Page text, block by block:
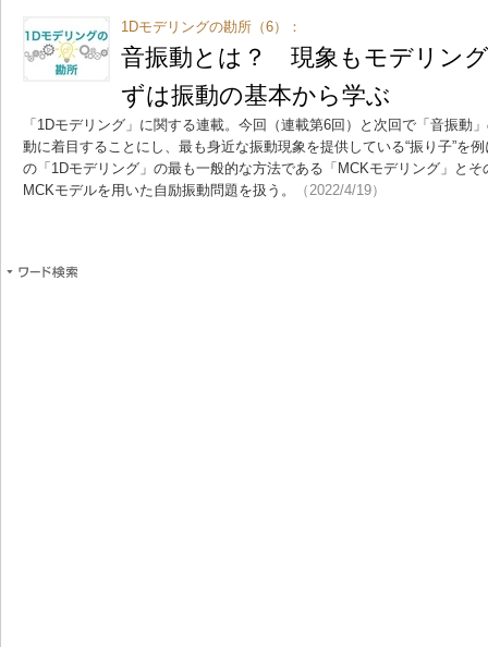
1Dモデリングの勘所（6）：
音振動とは？ 現象もモデリン
ずは振動の基本から学ぶ
「1Dモデリング」に関する連載。今回（連載第6回）と次回で「音振動
動に着目することにし、最も身近な振動現象を提供している“振り子”を
の「1Dモデリング」の最も一般的な方法である「MCKモデリング」と
MCKモデルを用いた自励振動問題を扱う。
（2022/4/19）